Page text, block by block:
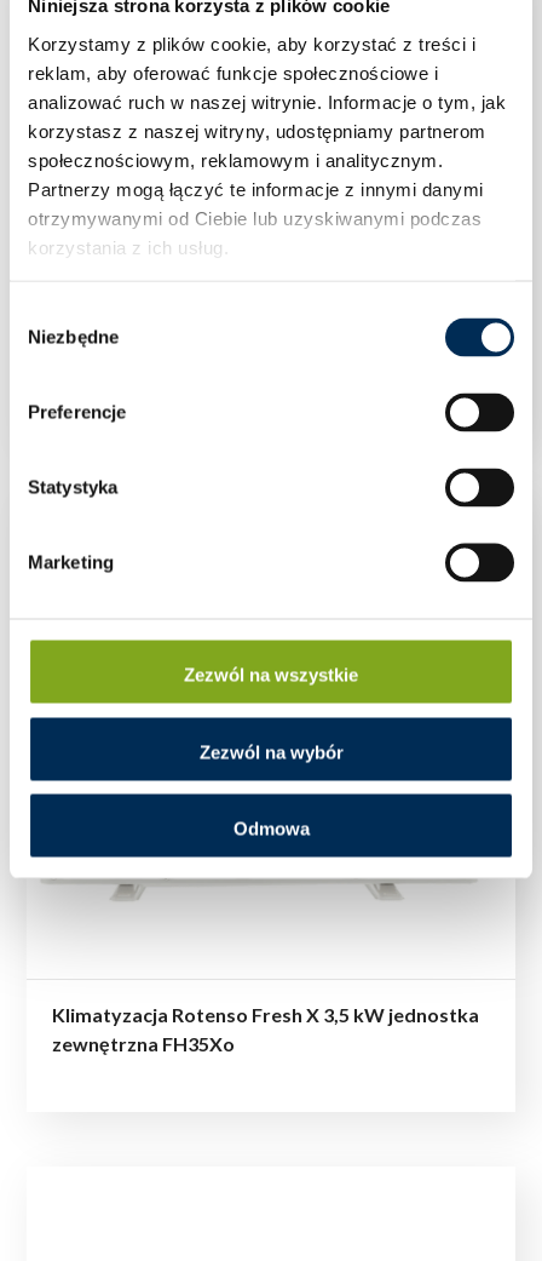
Niniejsza strona korzysta z plików cookie
Korzystamy z plików cookie, aby korzystać z treści i
reklam, aby oferować funkcje społecznościowe i
analizować ruch w naszej witrynie. Informacje o tym, jak
korzystasz z naszej witryny, udostępniamy partnerom
społecznościowym, reklamowym i analitycznym.
Partnerzy mogą łączyć te informacje z innymi danymi
otrzymywanymi od Ciebie lub uzyskiwanymi podczas
korzystania z ich usług.
zgody
Niezbędne
Preferencje
Statystyka
Marketing
Zezwól na wszystkie
Zezwól na wybór
Odmowa
Klimatyzacja Rotenso Versu Silver X 2,6 kW
Klimatyzacja Rotenso Fresh X 3,5 kW jednostka
zewnętrzna FH35Xo